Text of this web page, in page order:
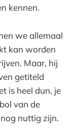
kennen.
we allemaal
kan worden
Maar, hij
getiteld
is heel dun, je
van de
nuttig zijn.